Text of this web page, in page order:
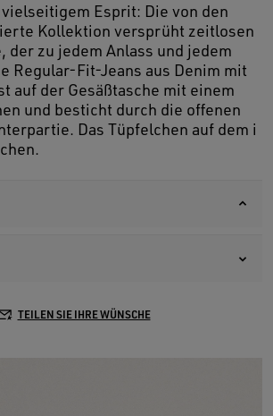
Esprit: Die von den
Kollektion versprüht zeitlosen
der zu jedem Anlass und jedem
Regular-Fit-Jeans aus Denim mit
auf der Gesäßtasche mit einem
und besticht durch die offenen
Das Tüpfelchen auf dem i
TEILEN SIE IHRE WÜNSCHE